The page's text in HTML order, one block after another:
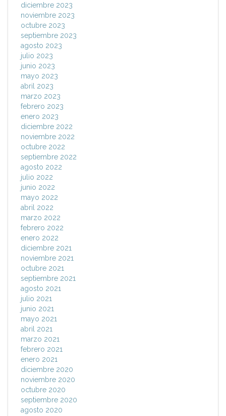
diciembre 2023
noviembre 2023
octubre 2023
septiembre 2023
agosto 2023
julio 2023
junio 2023
mayo 2023
abril 2023
marzo 2023
febrero 2023
enero 2023
diciembre 2022
noviembre 2022
octubre 2022
septiembre 2022
agosto 2022
julio 2022
junio 2022
mayo 2022
abril 2022
marzo 2022
febrero 2022
enero 2022
diciembre 2021
noviembre 2021
octubre 2021
septiembre 2021
agosto 2021
julio 2021
junio 2021
mayo 2021
abril 2021
marzo 2021
febrero 2021
enero 2021
diciembre 2020
noviembre 2020
octubre 2020
septiembre 2020
agosto 2020